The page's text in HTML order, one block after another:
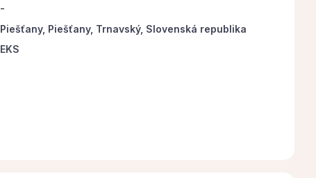
-
Piešťany, Piešťany, Trnavský, Slovenská republika
EKS